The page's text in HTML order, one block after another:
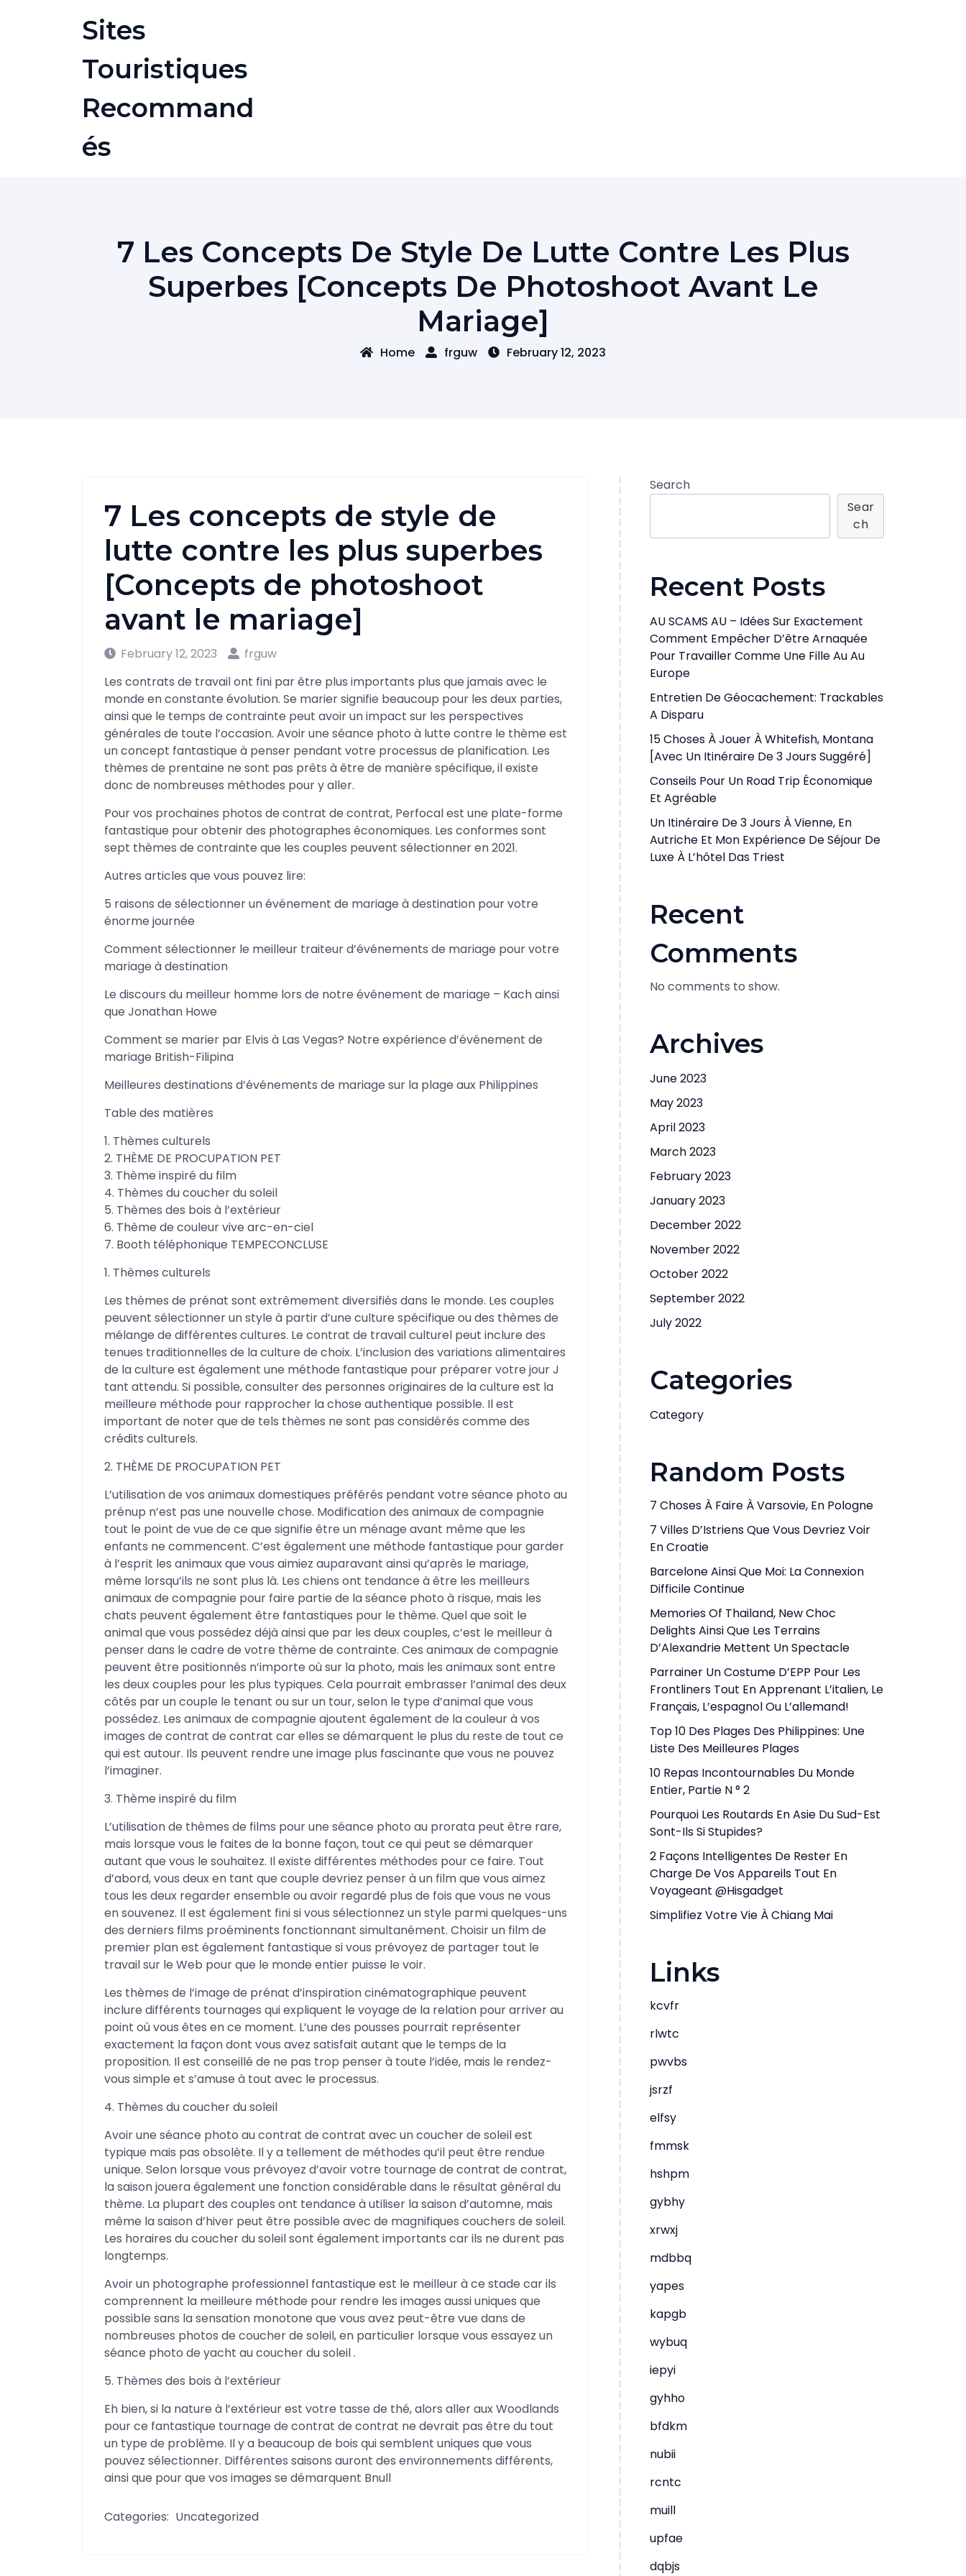
Sites
Touristiques
Recommand
És
7 Les Concepts De Style De Lutte Contre Les Plus
Superbes [Concepts De Photoshoot Avant Le
Mariage]
Home frguw February 12, 2023
7 Les concepts de style de
lutte contre les plus superbes
[Concepts de photoshoot
avant le mariage]
February 12, 2023
frguw
Les contrats de travail ont fini par être plus importants plus que jamais avec le
monde en constante évolution. Se marier signifie beaucoup pour les deux parties,
ainsi que le temps de contrainte peut avoir un impact sur les perspectives
générales de toute l’occasion. Avoir une séance photo à lutte contre le thème est
un concept fantastique à penser pendant votre processus de planification. Les
thèmes de prentaine ne sont pas prêts à être de manière spécifique, il existe
donc de nombreuses méthodes pour y aller.
Pour vos prochaines photos de contrat de contrat, Perfocal est une plate-forme
fantastique pour obtenir des photographes économiques. Les conformes sont
sept thèmes de contrainte que les couples peuvent sélectionner en 2021.
Autres articles que vous pouvez lire:
5 raisons de sélectionner un événement de mariage à destination pour votre
énorme journée
Comment sélectionner le meilleur traiteur d’événements de mariage pour votre
mariage à destination
Le discours du meilleur homme lors de notre événement de mariage – Kach ainsi
que Jonathan Howe
Comment se marier par Elvis à Las Vegas? Notre expérience d’événement de
mariage British-Filipina
Meilleures destinations d’événements de mariage sur la plage aux Philippines
Table des matières
1. Thèmes culturels
2. THÈME DE PROCUPATION PET
3. Thème inspiré du film
4. Thèmes du coucher du soleil
5. Thèmes des bois à l’extérieur
6. Thème de couleur vive arc-en-ciel
7. Booth téléphonique TEMPECONCLUSE
1. Thèmes culturels
Les thèmes de prénat sont extrêmement diversifiés dans le monde. Les couples
peuvent sélectionner un style à partir d’une culture spécifique ou des thèmes de
mélange de différentes cultures. Le contrat de travail culturel peut inclure des
tenues traditionnelles de la culture de choix. L’inclusion des variations alimentaires
de la culture est également une méthode fantastique pour préparer votre jour J
tant attendu. Si possible, consulter des personnes originaires de la culture est la
meilleure méthode pour rapprocher la chose authentique possible. Il est
important de noter que de tels thèmes ne sont pas considérés comme des
crédits culturels.
2. THÈME DE PROCUPATION PET
L’utilisation de vos animaux domestiques préférés pendant votre séance photo au
prénup n’est pas une nouvelle chose. Modification des animaux de compagnie
tout le point de vue de ce que signifie être un ménage avant même que les
enfants ne commencent. C’est également une méthode fantastique pour garder
à l’esprit les animaux que vous aimiez auparavant ainsi qu’après le mariage,
même lorsqu’ils ne sont plus là. Les chiens ont tendance à être les meilleurs
animaux de compagnie pour faire partie de la séance photo à risque, mais les
chats peuvent également être fantastiques pour le thème. Quel que soit le
animal que vous possédez déjà ainsi que par les deux couples, c’est le meilleur à
penser dans le cadre de votre thème de contrainte. Ces animaux de compagnie
peuvent être positionnés n’importe où sur la photo, mais les animaux sont entre
les deux couples pour les plus typiques. Cela pourrait embrasser l’animal des deux
côtés par un couple le tenant ou sur un tour, selon le type d’animal que vous
possédez. Les animaux de compagnie ajoutent également de la couleur à vos
images de contrat de contrat car elles se démarquent le plus du reste de tout ce
qui est autour. Ils peuvent rendre une image plus fascinante que vous ne pouvez
l’imaginer.
3. Thème inspiré du film
L’utilisation de thèmes de films pour une séance photo au prorata peut être rare,
mais lorsque vous le faites de la bonne façon, tout ce qui peut se démarquer
autant que vous le souhaitez. Il existe différentes méthodes pour ce faire. Tout
d’abord, vous deux en tant que couple devriez penser à un film que vous aimez
tous les deux regarder ensemble ou avoir regardé plus de fois que vous ne vous
en souvenez. Il est également fini si vous sélectionnez un style parmi quelques-uns
des derniers films proéminents fonctionnant simultanément. Choisir un film de
premier plan est également fantastique si vous prévoyez de partager tout le
travail sur le Web pour que le monde entier puisse le voir.
Les thèmes de l’image de prénat d’inspiration cinématographique peuvent
inclure différents tournages qui expliquent le voyage de la relation pour arriver au
point où vous êtes en ce moment. L’une des pousses pourrait représenter
exactement la façon dont vous avez satisfait autant que le temps de la
proposition. Il est conseillé de ne pas trop penser à toute l’idée, mais le rendez-
vous simple et s’amuse à tout avec le processus.
4. Thèmes du coucher du soleil
Avoir une séance photo au contrat de contrat avec un coucher de soleil est
typique mais pas obsolète. Il y a tellement de méthodes qu’il peut être rendue
unique. Selon lorsque vous prévoyez d’avoir votre tournage de contrat de contrat,
la saison jouera également une fonction considérable dans le résultat général du
thème. La plupart des couples ont tendance à utiliser la saison d’automne, mais
même la saison d’hiver peut être possible avec de magnifiques couchers de soleil.
Les horaires du coucher du soleil sont également importants car ils ne durent pas
longtemps.
Avoir un photographe professionnel fantastique est le meilleur à ce stade car ils
comprennent la meilleure méthode pour rendre les images aussi uniques que
possible sans la sensation monotone que vous avez peut-être vue dans de
nombreuses photos de coucher de soleil, en particulier lorsque vous essayez un
séance photo de yacht au coucher du soleil .
5. Thèmes des bois à l’extérieur
Eh bien, si la nature à l’extérieur est votre tasse de thé, alors aller aux Woodlands
pour ce fantastique tournage de contrat de contrat ne devrait pas être du tout
un type de problème. Il y a beaucoup de bois qui semblent uniques que vous
pouvez sélectionner. Différentes saisons auront des environnements différents,
ainsi que pour que vos images se démarquent Bnull
Categories: Uncategorized
Search
Sear
Ch
Recent Posts
AU SCAMS AU – Idées Sur Exactement
Comment Empêcher D’être Arnaquée
Pour Travailler Comme Une Fille Au Au
Europe
Entretien De Géocachement: Trackables
A Disparu
15 Choses À Jouer À Whitefish, Montana
[avec Un Itinéraire De 3 Jours Suggéré]
Conseils Pour Un Road Trip Économique
Et Agréable
Un Itinéraire De 3 Jours À Vienne, En
Autriche Et Mon Expérience De Séjour De
Luxe À L’hôtel Das Triest
Recent
Comments
No comments to show.
Archives
June 2023
May 2023
April 2023
March 2023
February 2023
January 2023
December 2022
November 2022
October 2022
September 2022
July 2022
Categories
Category
Random Posts
7 Choses À Faire À Varsovie, En Pologne
7 Villes D’Istriens Que Vous Devriez Voir
En Croatie
Barcelone Ainsi Que Moi: La Connexion
Difficile Continue
Memories Of Thailand, New Choc
Delights Ainsi Que Les Terrains
D’Alexandrie Mettent Un Spectacle
Parrainer Un Costume D’EPP Pour Les
Frontliners Tout En Apprenant L’italien, Le
Français, L’espagnol Ou L’allemand!
Top 10 Des Plages Des Philippines: Une
Liste Des Meilleures Plages
10 Repas Incontournables Du Monde
Entier, Partie N ° 2
Pourquoi Les Routards En Asie Du Sud-Est
Sont-Ils Si Stupides?
2 Façons Intelligentes De Rester En
Charge De Vos Appareils Tout En
Voyageant @hisgadget
Simplifiez Votre Vie À Chiang Mai
Links
kcvfr
rlwtc
pwvbs
jsrzf
elfsy
fmmsk
hshpm
gybhy
xrwxj
mdbbq
yapes
kapgb
wybuq
iepyi
gyhho
bfdkm
nubii
rcntc
muill
upfae
dqbjs